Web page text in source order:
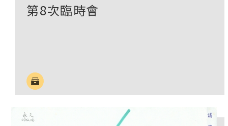
第8次臨時會